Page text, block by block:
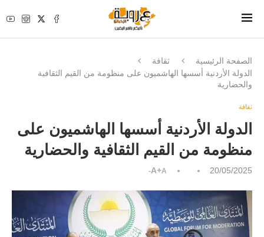
الصفحة الرئيسية
ثقافة
الدولة الأردنية أسسها الهاشميون على منظومة من القيم الثقافية
والحضارية
ثقافة
الدولة الأردنية أسسها الهاشميون على
منظومة من القيم الثقافية والحضارية
20/05/2025
A+A-